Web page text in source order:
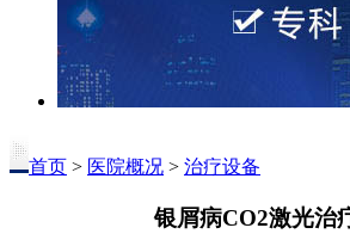
首页 > 医院概况 > 治疗设备
银屑病CO2激光治